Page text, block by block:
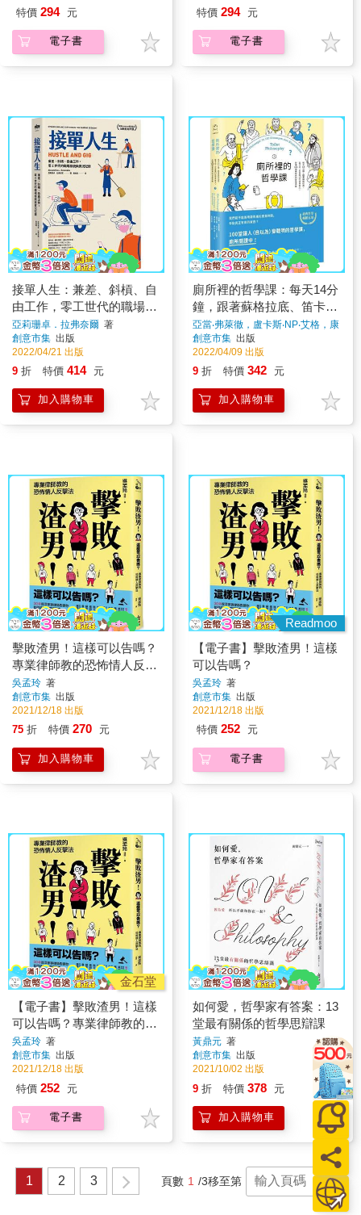
特價 294 元
電子書
特價 294 元
電子書
接單人生：兼差、斜槓、自
由工作，零工世代的職場樣
貌與實況記錄
亞莉珊卓．拉弗奈爾 著
創意市集 出版
2022/04/21 出版
9 折 特價 414 元
加入購物車
廁所裡的哲學課：每天14分
鐘，跟著蘇格拉底、笛卡
兒、尼采等13位世界哲人，
秒懂100個最經典的哲學思
維【二版】
亞當‧弗萊徹，盧卡斯‧NP‧艾格，康
拉德‧柯列弗，陳俊宇
創意市集 出版
2022/04/09 出版
9 折 特價 342 元
加入購物車
擊敗渣男！這樣可以告嗎？
專業律師教的恐怖情人反擊
法
吳孟玲 著
創意市集 出版
2021/12/18 出版
75 折 特價 270 元
加入購物車
Readmoo
【電子書】擊敗渣男！這樣
可以告嗎？
吳孟玲 著
創意市集 出版
2021/12/18 出版
特價 252 元
電子書
金石堂
【電子書】擊敗渣男！這樣
可以告嗎？專業律師教的恐
怖情人反擊法
吳孟玲 著
創意市集 出版
2021/12/18 出版
特價 252 元
電子書
如何愛，哲學家有答案：13
堂最有關係的哲學思辯課
黃鼎元 著
創意市集 出版
2021/10/02 出版
9 折 特價 378 元
加入購物車
1 2 3 頁數 1 /3移至第 頁